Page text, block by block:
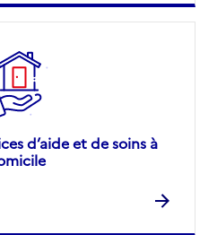
d’aide et de soins à